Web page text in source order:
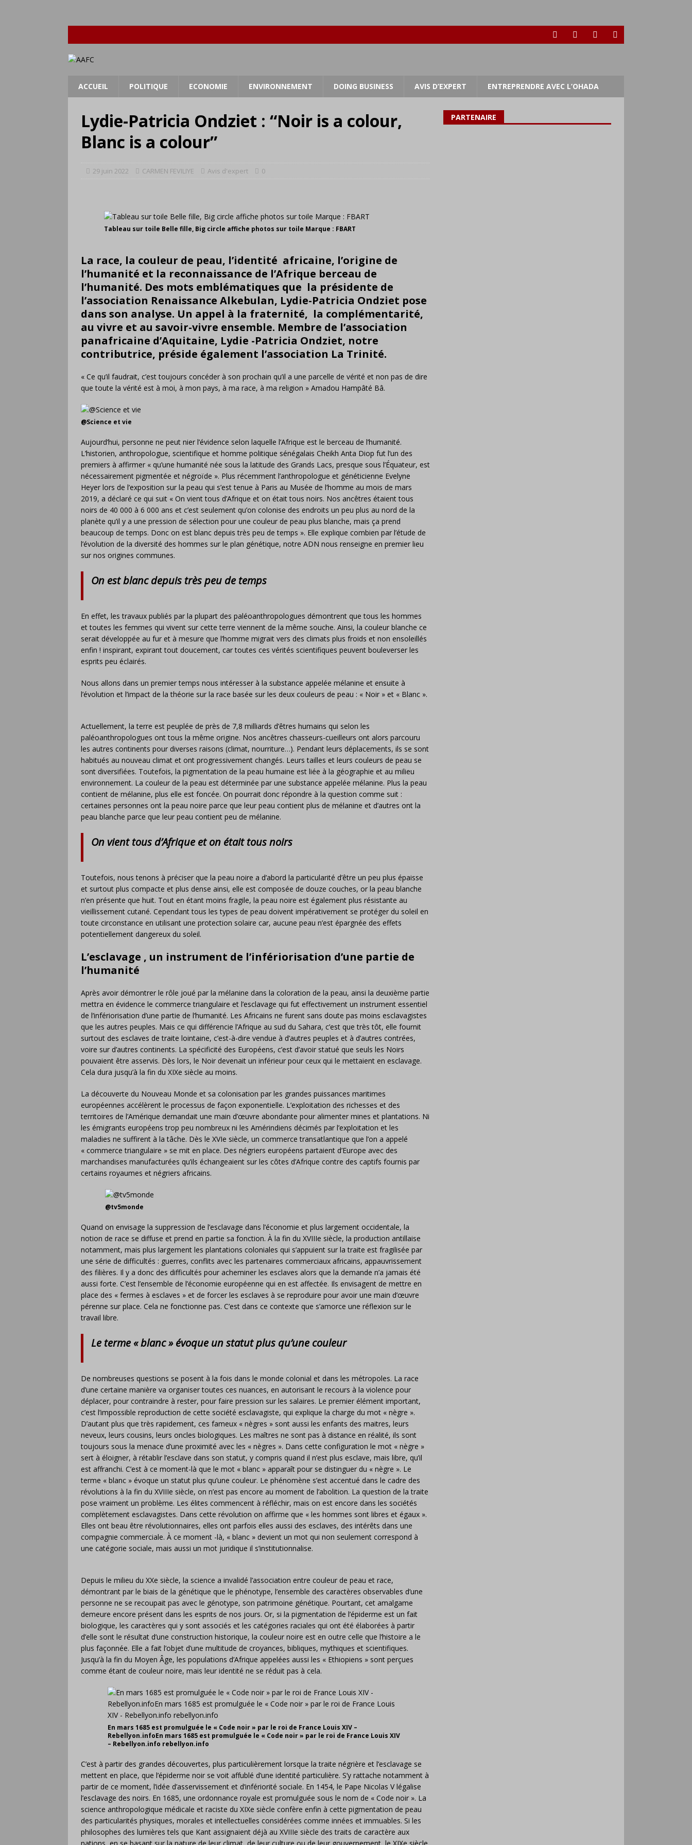
ACCUEIL POLITIQUE ECONOMIE ENVIRONNEMENT DOING BUSINESS AVIS D’EXPERT ENTREPRENDRE AVEC L’OHADA
Lydie-Patricia Ondziet : “Noir is a colour,
Blanc is a colour”
29 juin 2022 CARMEN FEVILIYE Avis d'expert 0
Tableau sur toile Belle fille, Big circle affiche photos sur toile Marque : FBART
La race, la couleur de peau, l’identité africaine, l’origine de
l’humanité et la reconnaissance de l’Afrique berceau de
l’humanité. Des mots emblématiques que la présidente de
l’association Renaissance Alkebulan, Lydie-Patricia Ondziet pose
dans son analyse. Un appel à la fraternité, la complémentarité,
au vivre et au savoir-vivre ensemble. Membre de l’association
panafricaine d’Aquitaine, Lydie -Patricia Ondziet, notre
contributrice, préside également l’association La Trinité.
« Ce qu’il faudrait, c’est toujours concéder à son prochain qu’il a une parcelle de vérité et non pas de dire
que toute la vérité est à moi, à mon pays, à ma race, à ma religion » Amadou Hampâté Bâ.
@Science et vie
Aujourd’hui, personne ne peut nier l’évidence selon laquelle l’Afrique est le berceau de l’humanité.
L’historien, anthropologue, scientifique et homme politique sénégalais Cheikh Anta Diop fut l’un des
premiers à affirmer « qu’une humanité née sous la latitude des Grands Lacs, presque sous l’Équateur, est
nécessairement pigmentée et négroïde ». Plus récemment l’anthropologue et généticienne Evelyne
Heyer lors de l’exposition sur la peau qui s’est tenue à Paris au Musée de l’homme au mois de mars
2019, a déclaré ce qui suit « On vient tous d’Afrique et on était tous noirs. Nos ancêtres étaient tous
noirs de 40 000 à 6 000 ans et c’est seulement qu’on colonise des endroits un peu plus au nord de la
planète qu’il y a une pression de sélection pour une couleur de peau plus blanche, mais ça prend
beaucoup de temps. Donc on est blanc depuis très peu de temps ». Elle explique combien par l’étude de
l’évolution de la diversité des hommes sur le plan génétique, notre ADN nous renseigne en premier lieu
sur nos origines communes.
On est blanc depuis très peu de temps
En effet, les travaux publiés par la plupart des paléoanthropologues démontrent que tous les hommes
et toutes les femmes qui vivent sur cette terre viennent de la même souche. Ainsi, la couleur blanche ce
serait développée au fur et à mesure que l’homme migrait vers des climats plus froids et non ensoleillés
enfin ! inspirant, expirant tout doucement, car toutes ces vérités scientifiques peuvent bouleverser les
esprits peu éclairés.
Nous allons dans un premier temps nous intéresser à la substance appelée mélanine et ensuite à
l’évolution et l’impact de la théorie sur la race basée sur les deux couleurs de peau : « Noir » et « Blanc ».
Actuellement, la terre est peuplée de près de 7,8 milliards d’êtres humains qui selon les
paléoanthropologues ont tous la même origine. Nos ancêtres chasseurs-cueilleurs ont alors parcouru
les autres continents pour diverses raisons (climat, nourriture…). Pendant leurs déplacements, ils se sont
habitués au nouveau climat et ont progressivement changés. Leurs tailles et leurs couleurs de peau se
sont diversifiées. Toutefois, la pigmentation de la peau humaine est liée à la géographie et au milieu
environnement. La couleur de la peau est déterminée par une substance appelée mélanine. Plus la peau
contient de mélanine, plus elle est foncée. On pourrait donc répondre à la question comme suit :
certaines personnes ont la peau noire parce que leur peau contient plus de mélanine et d’autres ont la
peau blanche parce que leur peau contient peu de mélanine.
On vient tous d’Afrique et on était tous noirs
Toutefois, nous tenons à préciser que la peau noire a d’abord la particularité d’être un peu plus épaisse
et surtout plus compacte et plus dense ainsi, elle est composée de douze couches, or la peau blanche
n’en présente que huit. Tout en étant moins fragile, la peau noire est également plus résistante au
vieillissement cutané. Cependant tous les types de peau doivent impérativement se protéger du soleil en
toute circonstance en utilisant une protection solaire car, aucune peau n’est épargnée des effets
potentiellement dangereux du soleil.
L’esclavage , un instrument de l’infériorisation d’une partie de
l’humanité
Après avoir démontrer le rôle joué par la mélanine dans la coloration de la peau, ainsi la deuxième partie
mettra en évidence le commerce triangulaire et l’esclavage qui fut effectivement un instrument essentiel
de l’infériorisation d’une partie de l’humanité. Les Africains ne furent sans doute pas moins esclavagistes
que les autres peuples. Mais ce qui différencie l’Afrique au sud du Sahara, c’est que très tôt, elle fournit
surtout des esclaves de traite lointaine, c’est-à-dire vendue à d’autres peuples et à d’autres contrées,
voire sur d’autres continents. La spécificité des Européens, c’est d’avoir statué que seuls les Noirs
pouvaient être asservis. Dès lors, le Noir devenait un inférieur pour ceux qui le mettaient en esclavage.
Cela dura jusqu’à la fin du XIXe siècle au moins.
La découverte du Nouveau Monde et sa colonisation par les grandes puissances maritimes
européennes accélèrent le processus de façon exponentielle. L’exploitation des richesses et des
territoires de l’Amérique demandait une main d’œuvre abondante pour alimenter mines et plantations. Ni
les émigrants européens trop peu nombreux ni les Amérindiens décimés par l’exploitation et les
maladies ne suffirent à la tâche. Dès le XVIe siècle, un commerce transatlantique que l’on a appelé
« commerce triangulaire » se mit en place. Des négriers européens partaient d’Europe avec des
marchandises manufacturées qu’ils échangeaient sur les côtes d’Afrique contre des captifs fournis par
certains royaumes et négriers africains.
@tv5monde
Quand on envisage la suppression de l’esclavage dans l’économie et plus largement occidentale, la
notion de race se diffuse et prend en partie sa fonction. À la fin du XVIIIe siècle, la production antillaise
notamment, mais plus largement les plantations coloniales qui s’appuient sur la traite est fragilisée par
une série de difficultés : guerres, conflits avec les partenaires commerciaux africains, appauvrissement
des filières. Il y a donc des difficultés pour acheminer les esclaves alors que la demande n’a jamais été
aussi forte. C’est l’ensemble de l’économie européenne qui en est affectée. Ils envisagent de mettre en
place des « fermes à esclaves » et de forcer les esclaves à se reproduire pour avoir une main d’œuvre
pérenne sur place. Cela ne fonctionne pas. C’est dans ce contexte que s’amorce une réflexion sur le
travail libre.
Le terme « blanc » évoque un statut plus qu’une couleur
De nombreuses questions se posent à la fois dans le monde colonial et dans les métropoles. La race
d’une certaine manière va organiser toutes ces nuances, en autorisant le recours à la violence pour
déplacer, pour contraindre à rester, pour faire pression sur les salaires. Le premier élément important,
c’est l’impossible reproduction de cette société esclavagiste, qui explique la charge du mot « nègre ».
D’autant plus que très rapidement, ces fameux « nègres » sont aussi les enfants des maitres, leurs
neveux, leurs cousins, leurs oncles biologiques. Les maîtres ne sont pas à distance en réalité, ils sont
toujours sous la menace d’une proximité avec les « nègres ». Dans cette configuration le mot « nègre »
sert à éloigner, à rétablir l’esclave dans son statut, y compris quand il n’est plus esclave, mais libre, qu’il
est affranchi. C’est à ce moment-là que le mot « blanc » apparaît pour se distinguer du « nègre ». Le
terme « blanc » évoque un statut plus qu’une couleur. Le phénomène s’est accentué dans le cadre des
révolutions à la fin du XVIIIe siècle, on n’est pas encore au moment de l’abolition. La question de la traite
pose vraiment un problème. Les élites commencent à réfléchir, mais on est encore dans les sociétés
complètement esclavagistes. Dans cette révolution on affirme que « les hommes sont libres et égaux ».
Elles ont beau être révolutionnaires, elles ont parfois elles aussi des esclaves, des intérêts dans une
compagnie commerciale. À ce moment -là, « blanc » devient un mot qui non seulement correspond à
une catégorie sociale, mais aussi un mot juridique il s’institutionnalise.
Depuis le milieu du XXe siècle, la science a invalidé l’association entre couleur de peau et race,
démontrant par le biais de la génétique que le phénotype, l’ensemble des caractères observables d’une
personne ne se recoupait pas avec le génotype, son patrimoine génétique. Pourtant, cet amalgame
demeure encore présent dans les esprits de nos jours. Or, si la pigmentation de l’épiderme est un fait
biologique, les caractères qui y sont associés et les catégories raciales qui ont été élaborées à partir
d’elle sont le résultat d’une construction historique, la couleur noire est en outre celle que l’histoire a le
plus façonnée. Elle a fait l’objet d’une multitude de croyances, bibliques, mythiques et scientifiques.
Jusqu’à la fin du Moyen Âge, les populations d’Afrique appelées aussi les « Ethiopiens » sont perçues
comme étant de couleur noire, mais leur identité ne se réduit pas à cela.
En mars 1685 est promulguée le « Code noir » par le roi de France Louis XIV –
Rebellyon.infoEn mars 1685 est promulguée le « Code noir » par le roi de France Louis XIV
– Rebellyon.info rebellyon.info
C’est à partir des grandes découvertes, plus particulièrement lorsque la traite négrière et l’esclavage se
mettent en place, que l’épiderme noir se voit affublé d’une identité particulière. S’y rattache notamment à
partir de ce moment, l’idée d’asservissement et d’infériorité sociale. En 1454, le Pape Nicolas V légalise
l’esclavage des noirs. En 1685, une ordonnance royale est promulguée sous le nom de « Code noir ». La
science anthropologique médicale et raciste du XIXe siècle confère enfin à cette pigmentation de peau
des particularités physiques, morales et intellectuelles considérées comme innées et immuables. Si les
philosophes des lumières tels que Kant assignaient déjà au XVIIIe siècle des traits de caractère aux
PARTENAIRE